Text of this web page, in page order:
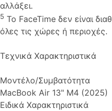
αλλάξει.
5 Το FaceTime δεν είναι
όλες τις χώρες ή περιοχές.
Τεχνικά Χαρακτηριστικά
Μοντέλο/Συμβατότητα
MacBook Air 13" M4 (2025)
Ειδικά Χαρακτηριστικά